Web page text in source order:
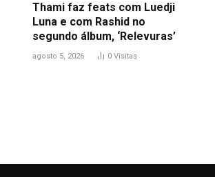
Thami faz feats com Luedji
Luna e com Rashid no
segundo álbum, ‘Relevuras’
agosto 5, 2026 0 Visitas